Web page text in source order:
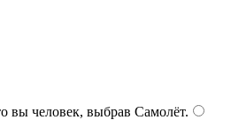
вы человек, выбрав Самолёт.